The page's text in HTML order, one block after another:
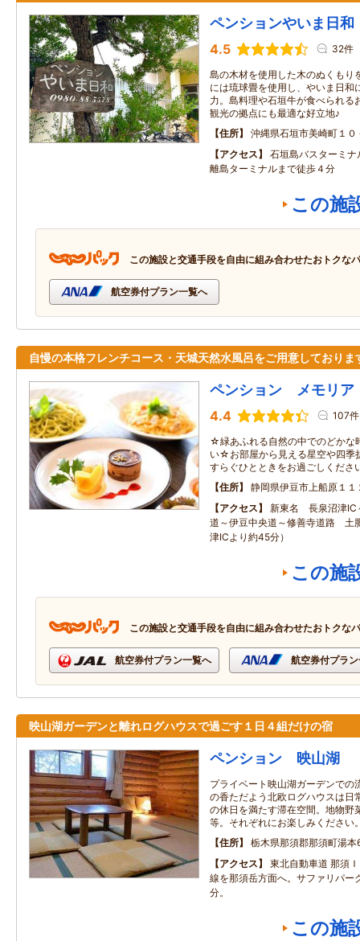
ペンションやいま日和
4.5 32件
島の木材を使用した木のぬくもり
には琉球畳を使用し、やいま日和
力。島料理や石垣牛が食べられる
観光の拠点にも最適な好立地♪
住所
沖縄県石垣市美崎町１０
アクセス
石垣島バスターミ
離島ターミナルまで徒歩４分
この施
この施設と交通手段を自由に組み合わせたおトクな
航空券付プラン一覧へ
自慢の本格フレンチコース・天城天然水風呂をご用意しておりま
ペンション メモリア
4.4 107件
☆緑あふれる自然の中でのどかな
い☆お部屋から見える星空や四季
すらぐひとときをお過ごしくださ
住所
静岡県伊豆市上船原１１
アクセス
新東名 長泉沼津IC
道～伊豆中央道～修善寺道路 土
津ICより約45分）
この施
この施設と交通手段を自由に組み合わせたおトクな
航空券付プラン一覧へ 航空券付プラ
映山湖ガーデンと離れログハウスで過ごす１日４組だけの宿
ペンション 映山湖
プライベート映山湖ガーデンでの
の香ただよう北欧ログハウスは日
の休日を満たす滞在空間。地物野
等。それぞれにお楽しみください
住所
栃木県那須郡那須町湯
アクセス
東北自動車道 那須
線を那須岳方面へ。サファリパー
分。
この施